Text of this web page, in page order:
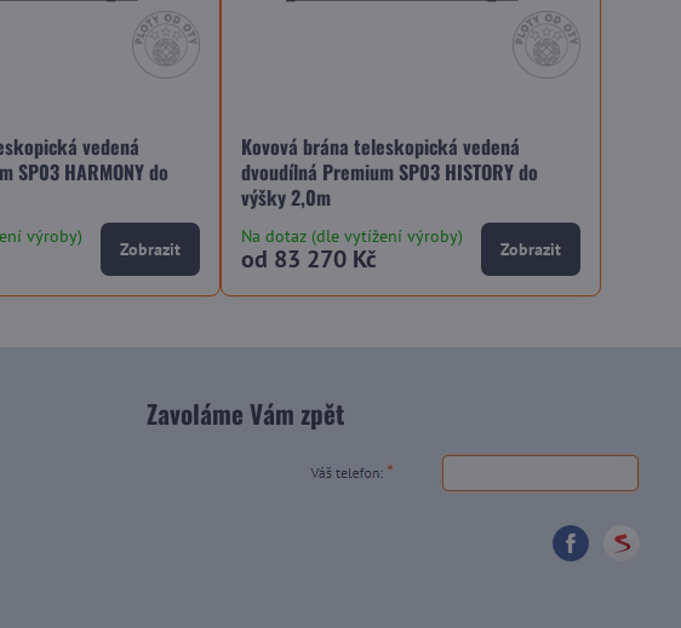
vedená
SP03 HARMONY do
výroby)
Zobrazit
Kovová brána teleskopická vedená
dvoudílná Premium SP03 HISTORY do
výšky 2,0m
Na dotaz (dle vytížení výroby)
od 83 270 Kč Zobrazit
Zavoláme Vám zpět